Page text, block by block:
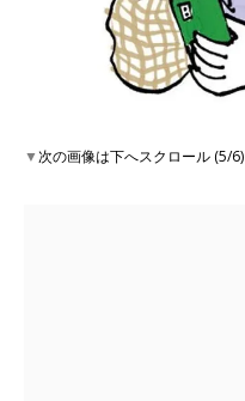
▼次の画像は下へスクロール (5/6)